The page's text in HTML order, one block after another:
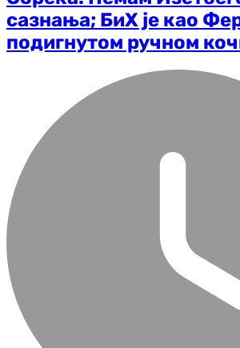
сазнања; БиХ је као
подигнутом ручном